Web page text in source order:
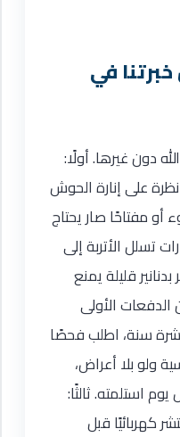
في
دون غيرها. أولًا:
على إنارة الحوش
مفتاحًا صار يحتاج
تسلل الأتربة إلى
قليلة يمنع
الدفعات الأولى
سنة، اطلب فحصًا
ولو بلا أعراض،
استلمته. ثالثًا:
كهربائيًا قبل